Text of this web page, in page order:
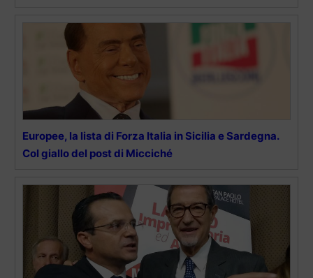
Europee, la lista di Forza Italia in Sicilia e Sardegna.
Col giallo del post di Micciché